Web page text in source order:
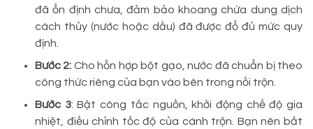
đã ổn định chưa, đảm bảo khoang chứa dung dịch
cách thủy (nước hoặc dầu) đã được đổ đủ mức quy
định.
Bước 2: Cho hỗn hợp bột gạo, nước đã chuẩn bị theo
công thức riêng của bạn vào bên trong nồi trộn.
Bước 3: Bật công tắc nguồn, khởi động chế độ gia
nhiệt, điều chỉnh tốc độ của cánh trộn. Bạn nên bắt